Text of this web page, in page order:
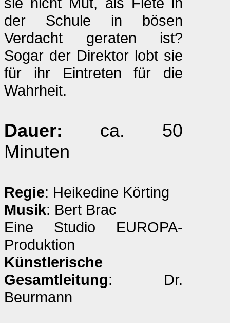
der Schule in bösen
Verdacht geraten ist?
Sogar der Direktor lobt sie
für ihr Eintreten für die
Wahrheit.
Dauer: ca. 50
Minuten
Regie: Heikedine Körting
Musik: Bert Brac
Eine Studio EUROPA-
Produktion
Künstlerische
Gesamtleitung: Dr.
Beurmann